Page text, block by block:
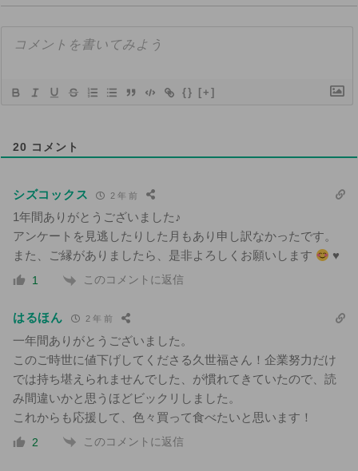
{} [+]
20 コメント
シズコックス 2 年 前
1年間ありがとうございました♪
アンケートを見逃したりした月もあり申し訳なかったです。
また、ご縁がありましたら、是非よろしくお願いします
♥️
1 このコメントに返信
はるほん 2 年 前
一年間ありがとうございました。
このご時世に値下げしてくださる久世福さん！企業努力だけ
では持ち堪えられませんでした、が慣れてきていたので、読
み間違いかと思うほどビックリしました。
これからも応援して、色々買って食べたいと思います！
2 このコメントに返信